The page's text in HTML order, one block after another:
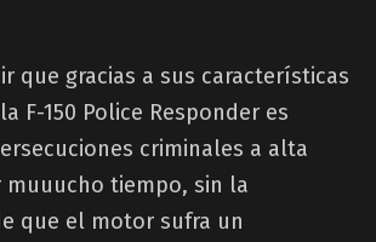
que gracias a sus características
F-150 Police Responder es
criminales a alta
tiempo, sin la
que el motor sufra un